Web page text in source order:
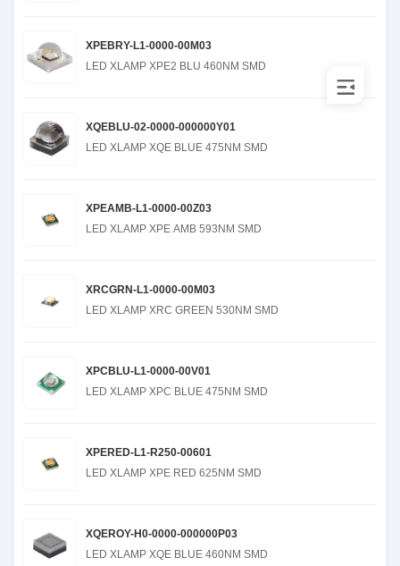
XPEBRY-L1-0000-00M03
LED XLAMP XPE2 BLU 460NM SMD
XQEBLU-02-0000-000000Y01
LED XLAMP XQE BLUE 475NM SMD
XPEAMB-L1-0000-00Z03
LED XLAMP XPE AMB 593NM SMD
XRCGRN-L1-0000-00M03
LED XLAMP XRC GREEN 530NM SMD
XPCBLU-L1-0000-00V01
LED XLAMP XPC BLUE 475NM SMD
XPERED-L1-R250-00601
LED XLAMP XPE RED 625NM SMD
XQEROY-H0-0000-000000P03
LED XLAMP XQE BLUE 460NM SMD